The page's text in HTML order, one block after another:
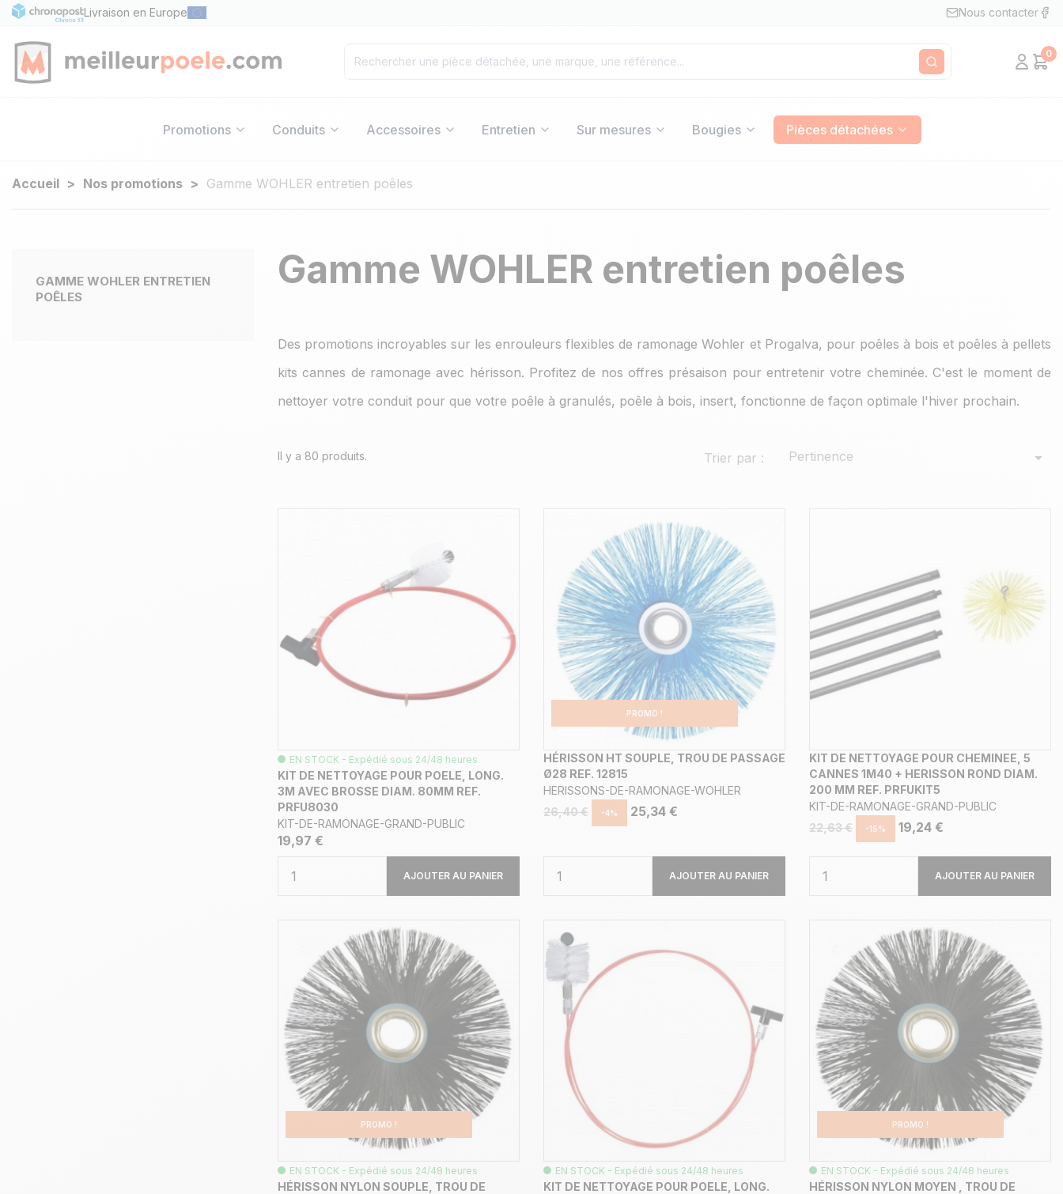
Livraison en Europe Nous contacter
Rechercher Mon
0
Promotions Conduits Accessoires Entretien Sur mesures Bougies Pièces détachées
Accueil Nos promotions Gamme WOHLER entretien poêles
GAMME WOHLER ENTRETIEN
POÊLES
Gamme WOHLER entretien poêles
Des promotions incroyables sur les enrouleurs flexibles de ramonage Wohler et Progalva, pour poêles à bois et poêles à pellets
kits cannes de ramonage avec hérisson. Profitez de nos offres présaison pour entretenir votre cheminée. C'est le moment de
nettoyer votre conduit pour que votre poêle à granulés, poêle à bois, insert, fonctionne de façon optimale l'hiver prochain.
Il y a 80 produits. Trier par : Pertinence 
EN STOCK - Expédié sous 24/48 heures
KIT DE NETTOYAGE POUR POELE, LONG.
3M AVEC BROSSE DIAM. 80MM REF.
PRFU8030
KIT-DE-RAMONAGE-GRAND-PUBLIC
19,97 €
AJOUTER AU PANIER
PROMO !
HÉRISSON HT SOUPLE, TROU DE PASSAGE
Ø28 REF. 12815
HERISSONS-DE-RAMONAGE-WOHLER
26,40 €
-4% 25,34 €
AJOUTER AU PANIER
KIT DE NETTOYAGE POUR CHEMINEE, 5
CANNES 1M40 + HERISSON ROND DIAM.
200 MM REF. PRFUKIT5
KIT-DE-RAMONAGE-GRAND-PUBLIC
22,63 €
-15% 19,24 €
AJOUTER AU PANIER
PROMO !
EN STOCK - Expédié sous 24/48 heures
HÉRISSON NYLON SOUPLE, TROU DE
EN STOCK - Expédié sous 24/48 heures
KIT DE NETTOYAGE POUR POELE, LONG.
PROMO !
EN STOCK - Expédié sous 24/48 heures
HÉRISSON NYLON MOYEN , TROU DE